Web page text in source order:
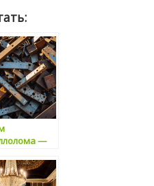
—
в Москве